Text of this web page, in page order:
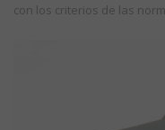
con los criterios de las